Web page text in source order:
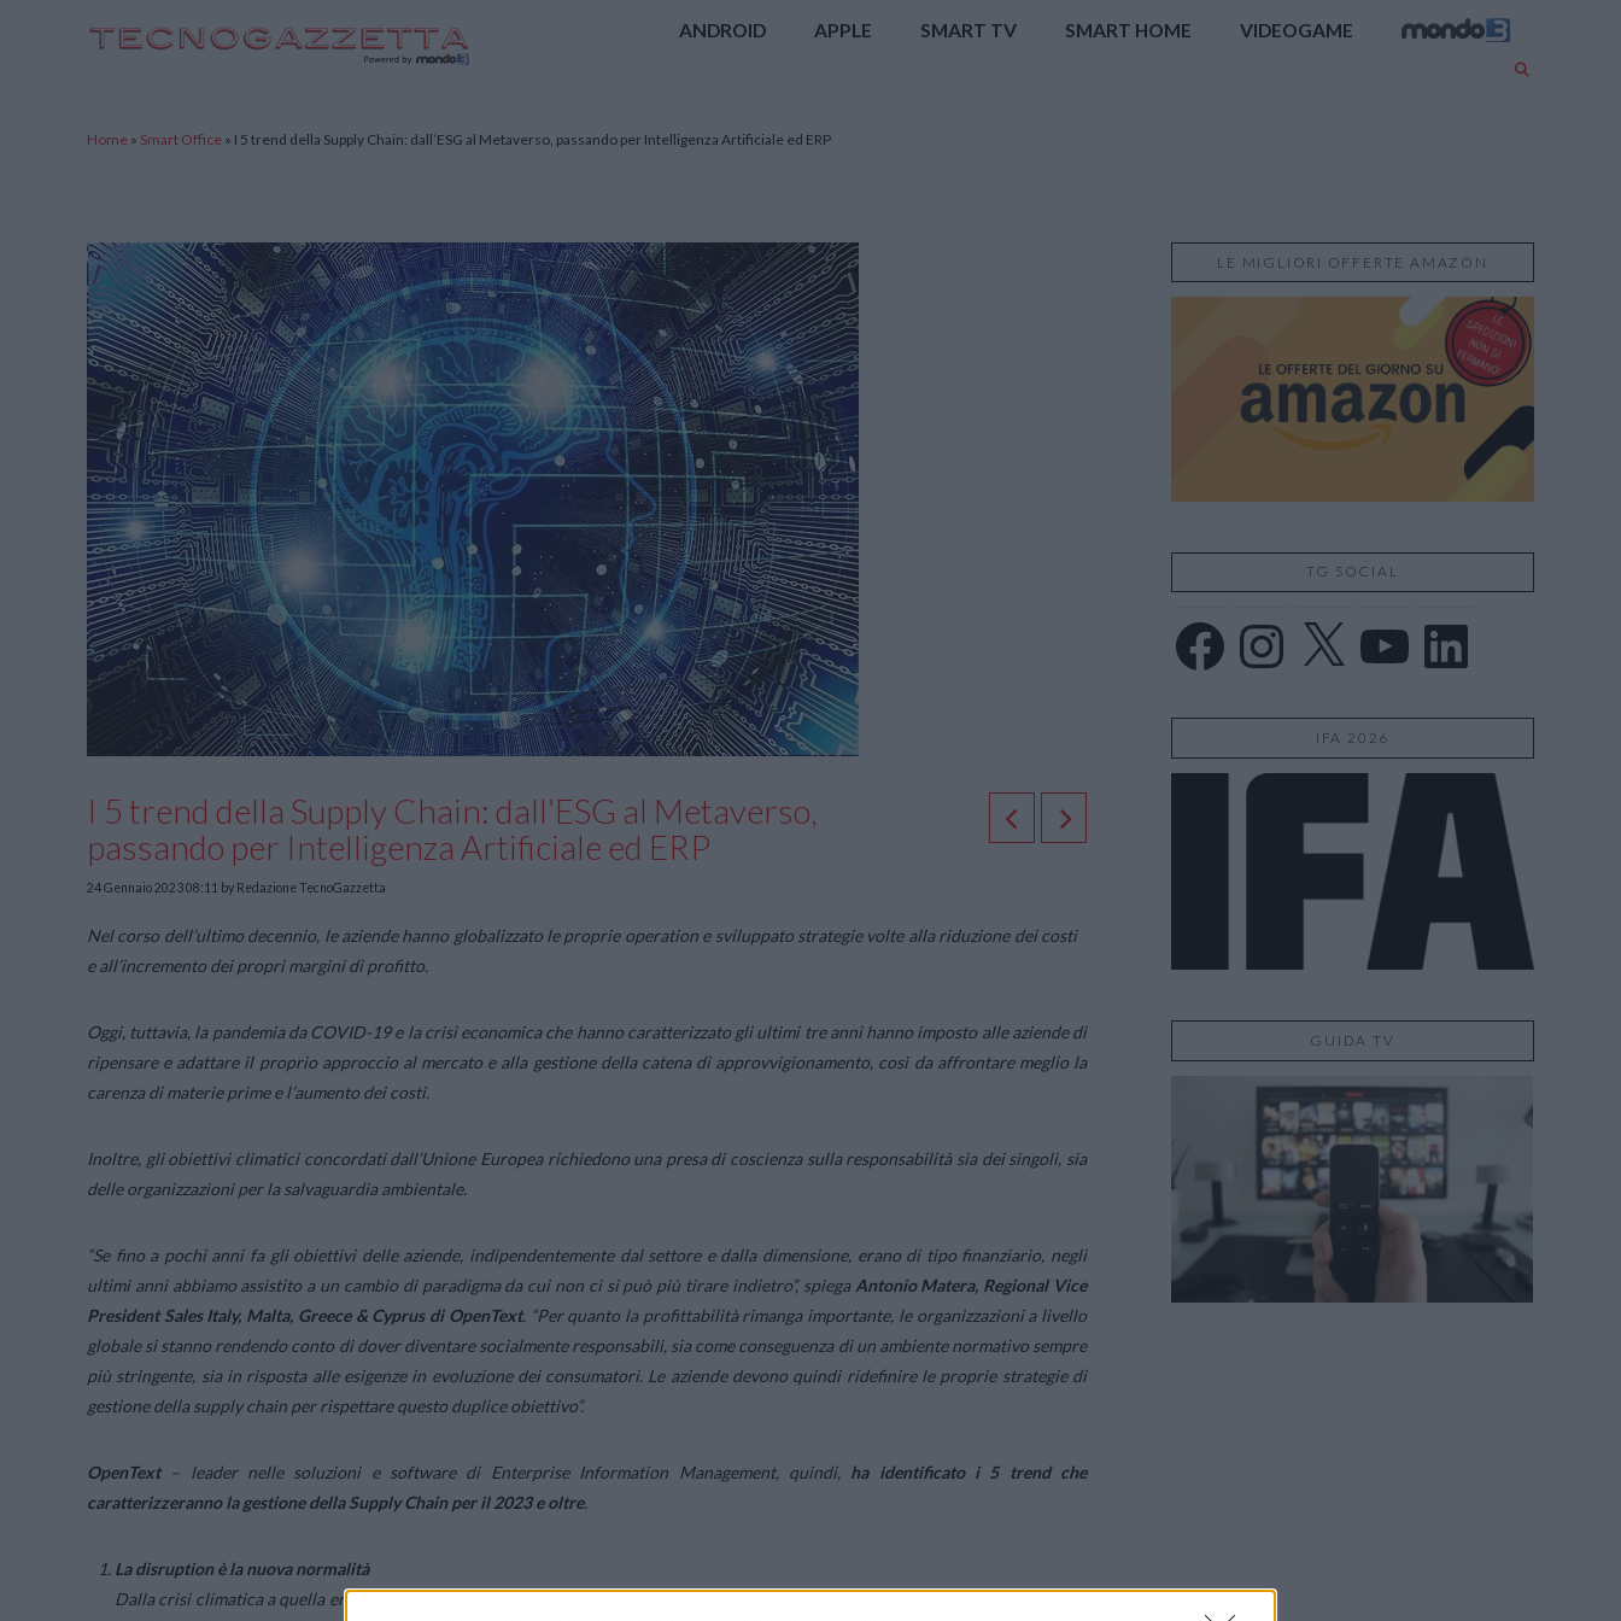
ANDROID APPLE SMART TV SMART HOME VIDEOGAME
Home » Smart Office » I 5 trend della Supply Chain: dall’ESG al Metaverso, passando per Intelligenza Artificiale ed ERP
I 5 trend della Supply Chain: dall’ESG al Metaverso,
passando per Intelligenza Artificiale ed ERP
24 Gennaio 2023 08:11 by Redazione TecnoGazzetta
Nel corso dell’ultimo decennio, le aziende hanno globalizzato le proprie operation e sviluppato strategie volte alla riduzione dei costi
e all’incremento dei propri margini di profitto.
Oggi, tuttavia, la pandemia da COVID-19 e la crisi economica che hanno caratterizzato gli ultimi tre anni hanno imposto alle aziende di
ripensare e adattare il proprio approccio al mercato e alla gestione della catena di approvvigionamento, così da affrontare meglio la
carenza di materie prime e l’aumento dei costi.
Inoltre, gli obiettivi climatici concordati dall’Unione Europea richiedono una presa di coscienza sulla responsabilità sia dei singoli, sia
delle organizzazioni per la salvaguardia ambientale.
“Se fino a pochi anni fa gli obiettivi delle aziende, indipendentemente dal settore e dalla dimensione, erano di tipo finanziario, negli
ultimi anni abbiamo assistito a un cambio di paradigma da cui non ci si può più tirare indietro”, spiega Antonio Matera, Regional Vice
President Sales Italy, Malta, Greece & Cyprus di OpenText. “Per quanto la profittabilità rimanga importante, le organizzazioni a livello
globale si stanno rendendo conto di dover diventare socialmente responsabili, sia come conseguenza di un ambiente normativo sempre
più stringente, sia in risposta alle esigenze in evoluzione dei consumatori. Le aziende devono quindi ridefinire le proprie strategie di
gestione della supply chain per rispettare questo duplice obiettivo”.
OpenText– leader nelle soluzioni e software di Enterprise Information Management, quindi, ha identificato i 5 trend che
caratterizzeranno la gestione della Supply Chain per il 2023 e oltre.
Ladisruptionè la nuova normalità
Dalla crisi climatica a quella energetica, dallo scoppio del conflitto Russia-Ucraina alla conseguente instabilità economico-politica,
LE MIGLIORI OFFERTE AMAZON
TG SOCIAL
Facebook Instagram YouTube LinkedIn
IFA 2026
GUIDA TV